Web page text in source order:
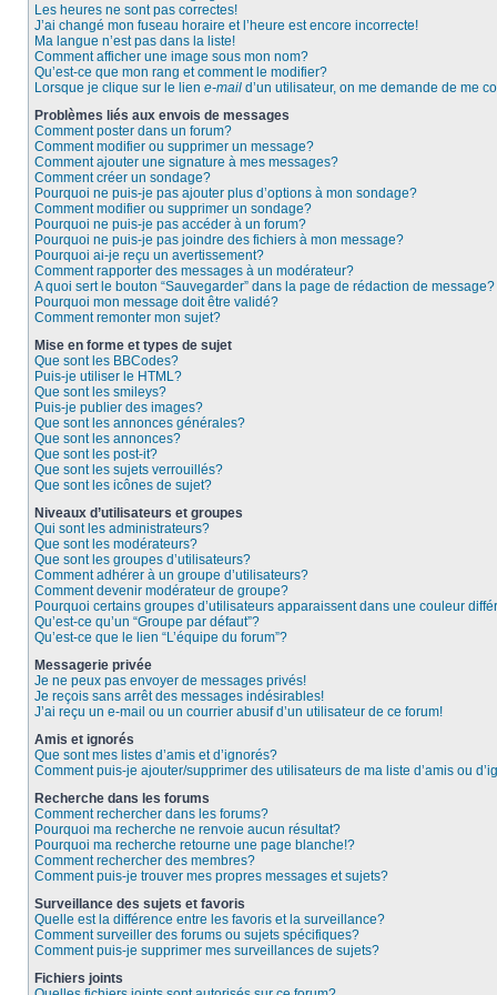
Les heures ne sont pas correctes!
J’ai changé mon fuseau horaire et l’heure est encore incorrecte!
Ma langue n’est pas dans la liste!
Comment afficher une image sous mon nom?
Qu’est-ce que mon rang et comment le modifier?
Lorsque je clique sur le lien e-mail d’un utilisateur, on me demande de me
Problèmes liés aux envois de messages
Comment poster dans un forum?
Comment modifier ou supprimer un message?
Comment ajouter une signature à mes messages?
Comment créer un sondage?
Pourquoi ne puis-je pas ajouter plus d’options à mon sondage?
Comment modifier ou supprimer un sondage?
Pourquoi ne puis-je pas accéder à un forum?
Pourquoi ne puis-je pas joindre des fichiers à mon message?
Pourquoi ai-je reçu un avertissement?
Comment rapporter des messages à un modérateur?
A quoi sert le bouton “Sauvegarder” dans la page de rédaction de message?
Pourquoi mon message doit être validé?
Comment remonter mon sujet?
Mise en forme et types de sujet
Que sont les BBCodes?
Puis-je utiliser le HTML?
Que sont les smileys?
Puis-je publier des images?
Que sont les annonces générales?
Que sont les annonces?
Que sont les post-it?
Que sont les sujets verrouillés?
Que sont les icônes de sujet?
Niveaux d’utilisateurs et groupes
Qui sont les administrateurs?
Que sont les modérateurs?
Que sont les groupes d’utilisateurs?
Comment adhérer à un groupe d’utilisateurs?
Comment devenir modérateur de groupe?
Pourquoi certains groupes d’utilisateurs apparaissent dans une couleur
Qu’est-ce qu’un “Groupe par défaut”?
Qu’est-ce que le lien “L’équipe du forum”?
Messagerie privée
Je ne peux pas envoyer de messages privés!
Je reçois sans arrêt des messages indésirables!
J’ai reçu un e-mail ou un courrier abusif d’un utilisateur de ce forum!
Amis et ignorés
Que sont mes listes d’amis et d’ignorés?
Comment puis-je ajouter/supprimer des utilisateurs de ma liste d’amis ou
Recherche dans les forums
Comment rechercher dans les forums?
Pourquoi ma recherche ne renvoie aucun résultat?
Pourquoi ma recherche retourne une page blanche!?
Comment rechercher des membres?
Comment puis-je trouver mes propres messages et sujets?
Surveillance des sujets et favoris
Quelle est la différence entre les favoris et la surveillance?
Comment surveiller des forums ou sujets spécifiques?
Comment puis-je supprimer mes surveillances de sujets?
Fichiers joints